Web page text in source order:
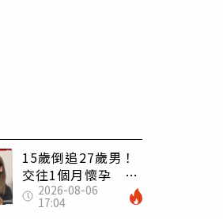
15歲倒追27歲男！
交往1個月懷孕 36
歲當阿嬤故事曝光
2026-08-06
17:04